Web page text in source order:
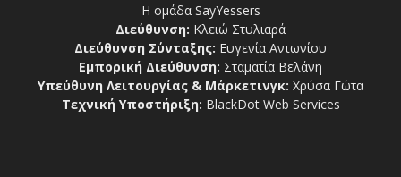
Η ομάδα SayYessers
Διεύθυνση: Κλειώ Στυλιαρά
Διεύθυνση Σύνταξης: Ευγενία Αντωνίου
Εμπορική Διεύθυνση: Σταματία Βελάνη
Υπεύθυνη Λειτουργίας & Μάρκετινγκ: Χρύσα Γώτα
Τεχνική Υποστήριξη: BlackDot Web Services